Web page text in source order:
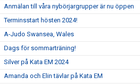
Anmälan till våra nybörjargrupper är nu öppen
Terminsstart hösten 2024!
A-Judo Swansea, Wales
Dags för sommarträning!
Silver på Kata EM 2024
Amanda och Elin tävlar på Kata EM